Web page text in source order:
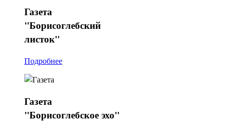
Газета
"Борисоглебский
листок"
Подробнее
Газета
"Борисоглебское эхо"